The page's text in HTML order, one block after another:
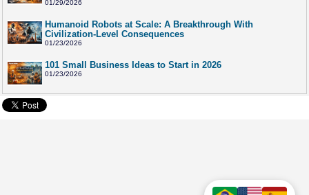
01/29/2026
Humanoid Robots at Scale: A Breakthrough With
Civilization-Level Consequences
01/23/2026
101 Small Business Ideas to Start in 2026
01/23/2026